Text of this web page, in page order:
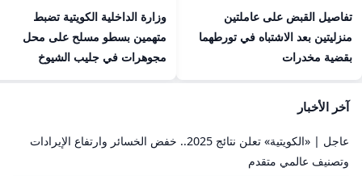
تفاصيل القبض على عاملتين
منزليتين بعد الاشتباه في تورطهما
بقضية مخدرات
وزارة الداخلية الكويتية تضبط
متهمين بسطو مسلح على محل
مجوهرات في جليب الشيوخ
آخر الأخبار
عاجل | «الكويتية» تعلن نتائج 2025.. خفض الخسائر وارتفاع الإيرادات
وتصنيف عالمي متقدم